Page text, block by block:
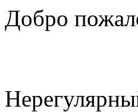
Добро